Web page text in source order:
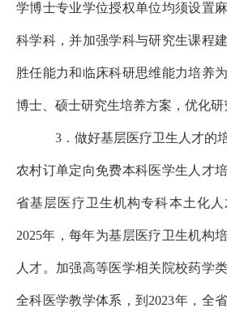
学博士专业学位授权单位均须设置
科学科，并加强学科与研究生课程
胜任能力和临床科研思维能力培养
博士、硕士研究生培养方案，优化研
3．做好基层医疗卫生人才的
农村订单定向免费本科医学生人才
省基层医疗卫生机构专科本土化
2025年，每年为基层医疗卫生机构
人才。加强高等医学相关院校药学
全科医学教学体系，到2023年，全